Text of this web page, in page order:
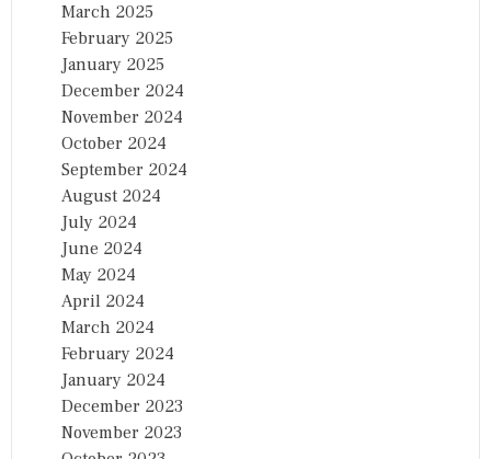
March 2025
February 2025
January 2025
December 2024
November 2024
October 2024
September 2024
August 2024
July 2024
June 2024
May 2024
April 2024
March 2024
February 2024
January 2024
December 2023
November 2023